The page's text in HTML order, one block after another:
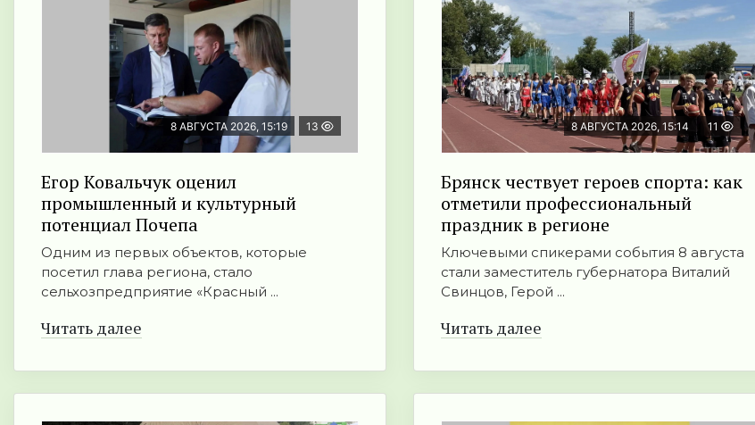
8 АВГУСТА 2026, 15:19 13
Егор Ковальчук оценил
промышленный и культурный
потенциал Почепа
Одним из первых объектов, которые
посетил глава региона, стало
сельхозпредприятие «Красный ...
Читать далее
8 АВГУСТА 2026, 15:14 11
Брянск чествует героев спорта: как
отметили профессиональный
праздник в регионе
Ключевыми спикерами события 8 августа
стали заместитель губернатора Виталий
Свинцов, Герой ...
Читать далее